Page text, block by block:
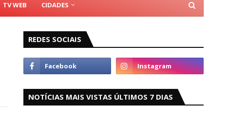
TV WEB CIDADES
REDES SOCIAIS
NOTÍCIAS MAIS VISTAS ÚLTIMOS 7 DIAS